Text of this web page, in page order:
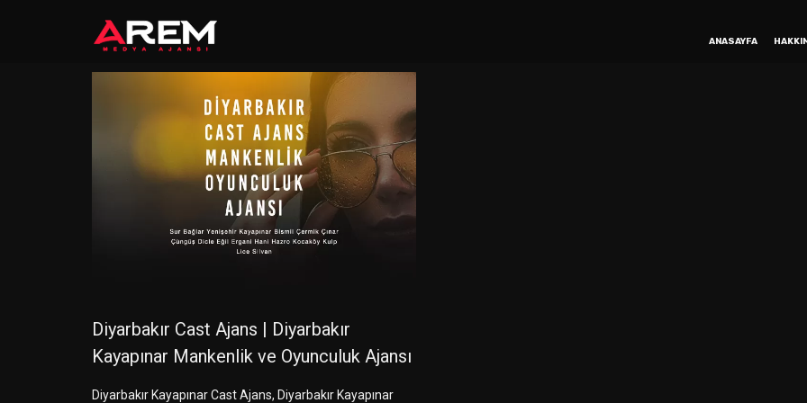
ANASAYFA
Diyarbakır Cast Ajans | Diyarbakır
Kayapınar Mankenlik ve Oyunculuk Ajansı
Diyarbakır Kayapınar Cast Ajans, Diyarbakır Kayapınar